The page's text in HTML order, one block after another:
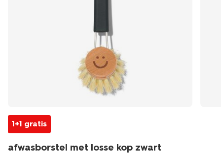
1+1 gratis
afwasborstel met losse kop zwart